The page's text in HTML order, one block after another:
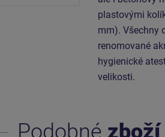
plastovými
mm). Všechny
renomované
hygienické
velikosti.
Podobné zboží